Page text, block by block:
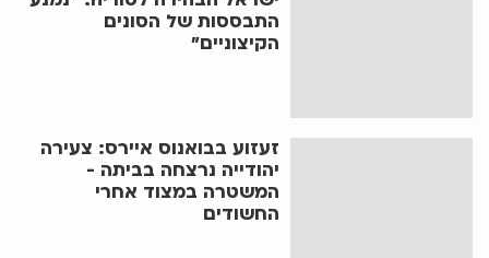
התבססות של הסונים
הקיצוניים"
זעזוע בבואנוס איירס: צעירה
יהודייה נרצחה בביתה -
המשטרה במצוד אחרי
החשודים